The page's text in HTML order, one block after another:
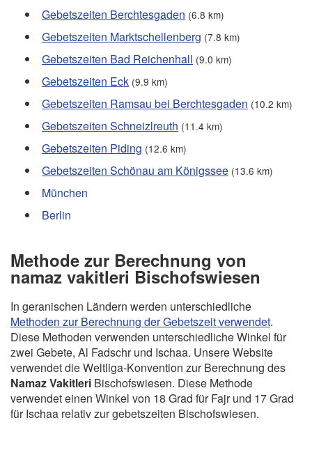
Gebetszeiten Berchtesgaden (6.8 km)
Gebetszeiten Marktschellenberg (7.8 km)
Gebetszeiten Bad Reichenhall (9.0 km)
Gebetszeiten Eck (9.9 km)
Gebetszeiten Ramsau bei Berchtesgaden (10.2 km)
Gebetszeiten Schneizlreuth (11.4 km)
Gebetszeiten Piding (12.6 km)
Gebetszeiten Schönau am Königssee (13.6 km)
München
Berlin
Methode zur Berechnung von
namaz vakitleri Bischofswiesen
In geranischen Ländern werden unterschiedliche
Methoden zur Berechnung der Gebetszeit verwendet.
Diese Methoden verwenden unterschiedliche Winkel für
zwei Gebete, Al Fadschr und Ischaa. Unsere Website
verwendet die Weltliga-Konvention zur Berechnung des
Namaz Vakitleri Bischofswiesen. Diese Methode
verwendet einen Winkel von 18 Grad für Fajr und 17 Grad
für Ischaa relativ zur gebetszeiten Bischofswiesen.